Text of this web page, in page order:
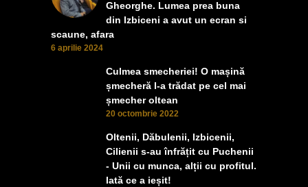
Gheorghe. Lumea prea buna
din Izbiceni a avut un ecran si
scaune, afara
6 aprilie 2024
Culmea smecheriei! O mașină
șmecheră l-a trădat pe cel mai
șmecher oltean
20 octombrie 2022
Oltenii, Dăbulenii, Izbicenii,
Cilienii s-au înfrățit cu Puchenii
- Unii cu munca, alții cu profitul.
Iată ce a ieșit!